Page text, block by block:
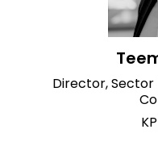
Director, Sector